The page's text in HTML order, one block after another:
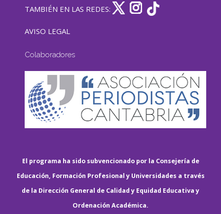
TAMBIÉN EN LAS REDES:
AVISO LEGAL
Colaboradores
El programa ha sido subvencionado por la Consejería de
Educación, Formación Profesional y Universidades a través
de la Dirección General de Calidad y Equidad Educativa y
Ordenación Académica.